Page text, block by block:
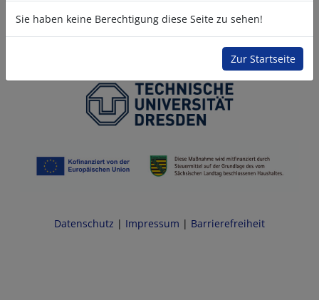
Sie haben keine Berechtigung diese Seite zu sehen!
Zur Startseite
Datenschutz | Impressum | Barrierefreiheit